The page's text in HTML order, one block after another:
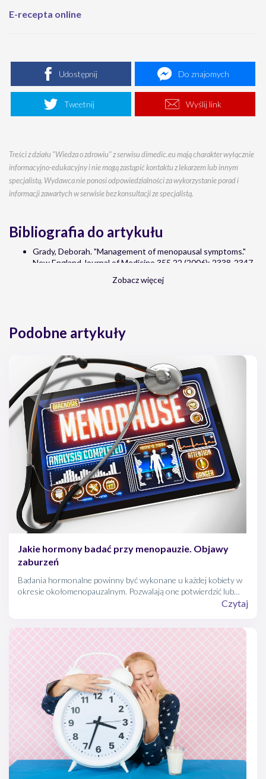
E-recepta online
Udostępnij Do znajomych
Tweetnij Wyślij link
Treści z działu "Wiedza o zdrowiu" z serwisu dimedic.eu mają charakter wyłącznie
informacyjno-edukacyjny i nie mogą zastąpić kontaktu z lekarzem lub innym
specjalistą. Wydawca nie ponosi odpowiedzialności za wykorzystanie porad i
informacji zawartych w serwisie bez konsultacji ze specjalistą.
Bibliografia do artykułu
Grady, Deborah. "Management of menopausal symptoms."
New England Journal of Medicine 355.22 (2006): 2338-2347.
menopausal symptoms." The Cochrane Library (2007).
MacLennan, Alastair H., et al. "Oral oestrogen and combined
oestrogen/progestogen therapy versus placebo for hot
Sikon, Andrea, and Holly L. Thacker. "Treatment options for
menopausal hot flashes." Cleveland Clinic journal of medicine
71.7 (2004): 578-582.
Nelson, Heidi D., et al. "Nonhormonal therapies for
menopausal hot flashes: systematic review and meta-
analysis." Jama 295.17 (2006): 2057-2071.
Katzung, Masters, Trevor, â€žFarmakologia ogÃ³lna i
klinicznaâ€, Wydawnictwo Czelej, 2013.
http://www.webmd.com/menopause/guide/
Zobacz więcej
Podobne artykuły
Jakie hormony badać przy menopauzie. Objawy
zaburzeń
Badania hormonalne powinny być wykonane u każdej kobiety w
okresie okołomenopauzalnym. Pozwalają one potwierdzić lub
Czytaj